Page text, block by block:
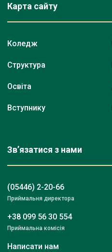
Карта сайту
Коледж
Структура
Освіта
Вступнику
Зв’язатися з нами
(05446) 2-20-66
Приймальня директора
+38 099 56 30 554
Приймальна комісія
Написати нам